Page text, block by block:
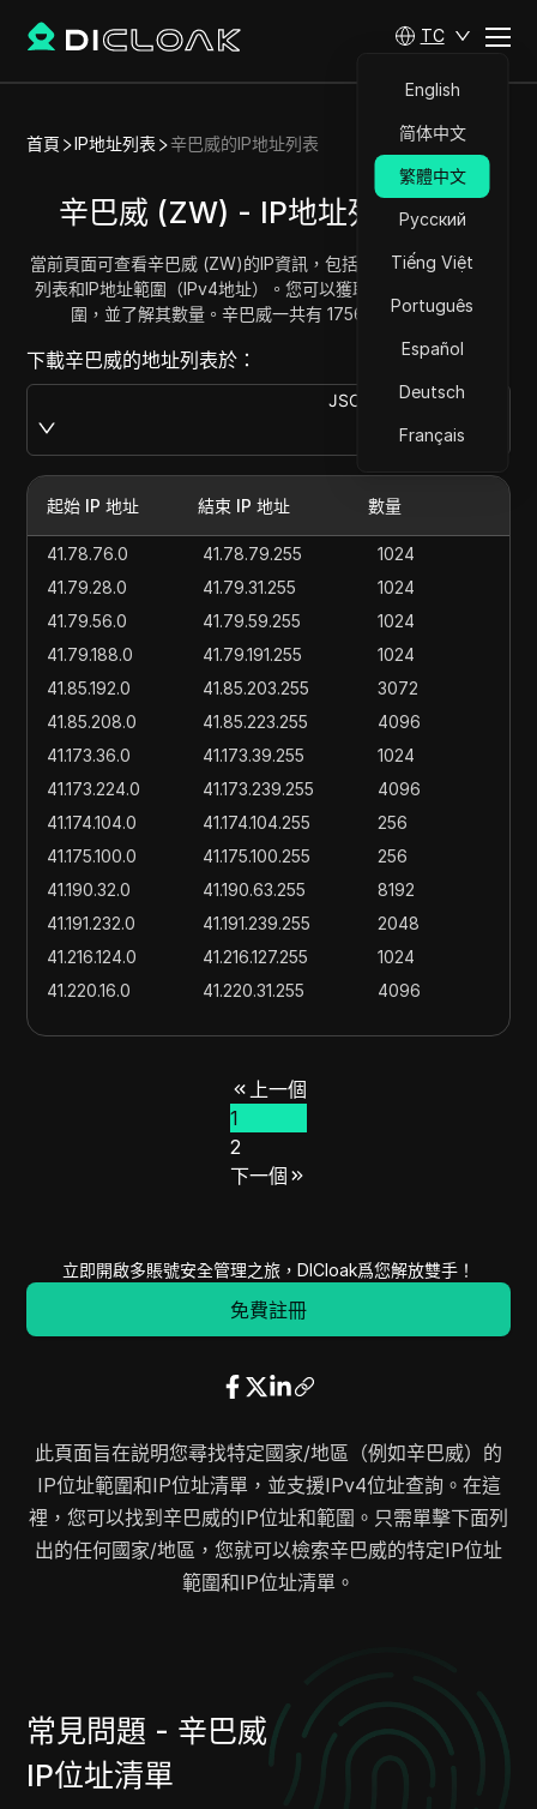
TC
English
简体中文
繁體中文
Русский
Tiếng Việt
Português
Español
Deutsch
Français
首頁 IP地址列表 辛巴威的IP地址列表
辛巴威 (ZW) - IP地址列表/範圍
當前頁面可查看辛巴威 (ZW)的IP資訊，包括完整的辛巴威IP地址
列表和IP地址範圍（IPv4地址）。您可以獲取並複製每個地址範
圍，並了解其數量。辛巴威一共有 175616 個IP地址。
下載辛巴威的地址列表於：
JSON
起始 IP 地址 結束 IP 地址 數量
41.78.76.0 41.78.79.255
1024
41.79.28.0
41.79.31.255
1024
41.79.56.0
41.79.59.255
1024
41.79.188.0
41.79.191.255
1024
41.85.192.0
41.85.203.255
3072
41.85.208.0
41.85.223.255
4096
41.173.36.0
41.173.39.255
1024
41.173.224.0
41.173.239.255
4096
41.174.104.0
41.174.104.255
256
41.175.100.0
41.175.100.255
256
41.190.32.0
41.190.63.255
8192
41.191.232.0
41.191.239.255
2048
41.216.124.0
41.216.127.255
1024
41.220.16.0
41.220.31.255
4096
41.60.127.255
41.60.214.255
46.17.238.255
64.86.27.255
77.246.48.0
77.246.55.255
2048
84.254.153.255
98.97.133.255
102.165.112.0
102.165.115.255
1024
102.177.72.0
102.177.75.255
1024
102.177.192.0
102.177.199.255
2048
102.207.50.0
102.207.51.255
512
102.210.115.255
102.213.168.0
102.213.168.255
256
102.217.48.0
102.64.98.0
上一個
1
2
下一個
立即開啟多賬號安全管理之旅，DICloak爲您解放雙手！
免費註冊
此頁面旨在説明您尋找特定國家/地區（例如辛巴威）的
IP位址範圍和IP位址清單，並支援IPv4位址查詢。在這
裡，您可以找到辛巴威的IP位址和範圍。只需單擊下面列
出的任何國家/地區，您就可以檢索辛巴威的特定IP位址
範圍和IP位址清單。
常見問題 - 辛巴威
IP位址清單